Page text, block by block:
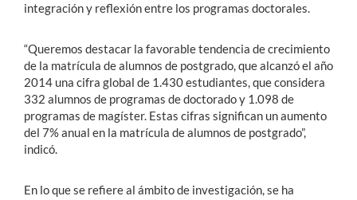
integración y reflexión entre los programas doctorales.
“Queremos destacar la favorable tendencia de crecimiento
de la matrícula de alumnos de postgrado, que alcanzó el año
2014 una cifra global de 1.430 estudiantes, que considera
332 alumnos de programas de doctorado y 1.098 de
programas de magíster. Estas cifras significan un aumento
del 7% anual en la matrícula de alumnos de postgrado”,
indicó.
En lo que se refiere al ámbito de investigación, se ha